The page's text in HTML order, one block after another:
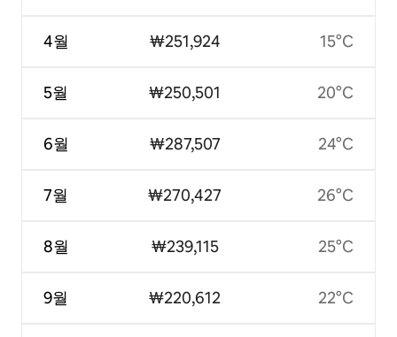
4월
5월
6월
7월
8월
9월
₩251,924
₩250,501
₩287,507
₩270,427
₩239,115
₩220,612
15°C
20°C
24°C
26°C
25°C
22°C